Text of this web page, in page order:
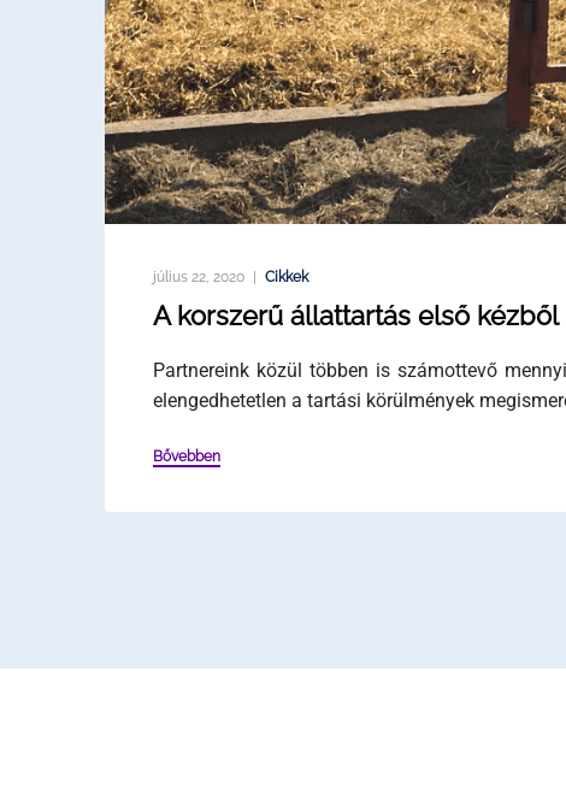
július 22, 2020 Cikkek
A korszerű állattartás első kézből
Partnereink közül többen is számottevő
elengedhetetlen a tartási körülmények
Bővebben